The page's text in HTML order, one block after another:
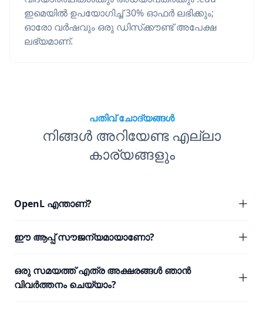
ഇമെയിൽ ഉപയോഗിച്ച് 30% ഓഫർ ലഭിക്കും;
ഓരോ വർഷവും ഒരു ഡിസ്‌ക്കൗണ്ട് അപേക്ഷ
ലഭ്യമാണ്.
പതിവ് ചോദ്യങ്ങൾ
നിങ്ങൾ അറിയേണ്ട എല്ലാ
കാര്യങ്ങളും
OpenL എന്താണ്?
ഈ ആപ്പ് സൗജന്യമായാണോ?
ഒരു സമയത്ത് എത്ര അക്ഷരങ്ങൾ ഞാൻ
വിവർത്തനം ചെയ്യാം?